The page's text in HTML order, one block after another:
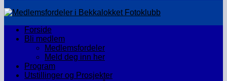
Forside
Bli medlem
Medlemsfordeler
Meld deg inn her
Program
Utstillinger og Prosjekter